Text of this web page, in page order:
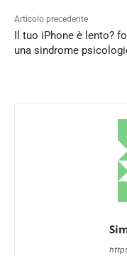
Articolo precedente
Il tuo iPhone è lento?
una sindrome